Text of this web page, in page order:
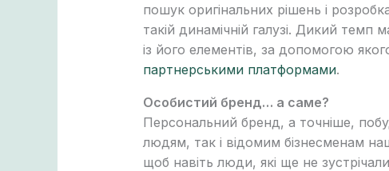
пошук оригінальних рішень і
такій динамічній галузі. Дикий
із його елементів, за допомогою
партнерськими платформами.
Особистий бренд… а саме?
Персональний бренд, а точніше,
людям, так і відомим бізнесменам
щоб навіть люди, які ще не